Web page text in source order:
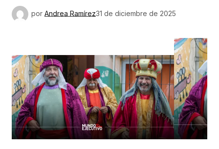
por Andrea Ramírez31 de diciembre de 2025